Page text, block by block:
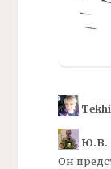
Tekhi
Ю.В.
Он